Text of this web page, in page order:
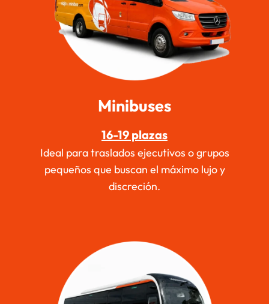
Minibuses
16-19 plazas
Ideal para traslados ejecutivos o grupos
pequeños que buscan el máximo lujo y
discreción.